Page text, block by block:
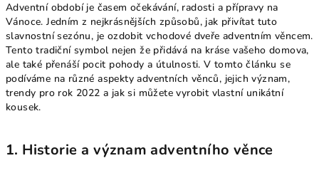
Adventní období je časem očekávání, radosti a přípravy na
Vánoce. Jedním z nejkrásnějších způsobů, jak přivítat tuto
slavnostní sezónu, je ozdobit vchodové dveře adventním věncem.
Tento tradiční symbol nejen že přidává na kráse vašeho domova,
ale také přenáší pocit pohody a útulnosti. V tomto článku se
podíváme na různé aspekty adventních věnců, jejich význam,
trendy pro rok 2022 a jak si můžete vyrobit vlastní unikátní
kousek.
1. Historie a význam adventního věnce